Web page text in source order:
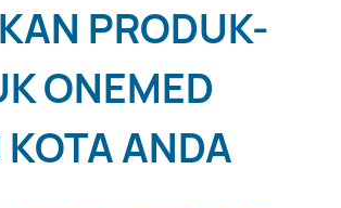
PRODUK-
ONEMED
KOTA ANDA